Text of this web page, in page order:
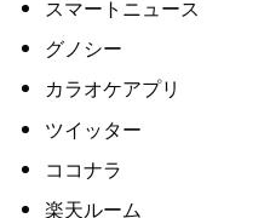
スマートニュース
グノシー
カラオケアプリ
ツイッター
ココナラ
楽天ルーム